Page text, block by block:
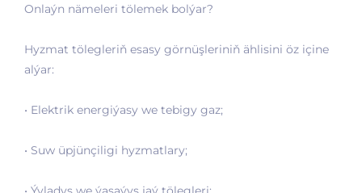
Onlaýn nämeleri tölemek bolýar?
Hyzmat tölegleriň esasy görnüşleriniň ählisini öz içine
alýar:
• Elektrik energiýasy we tebigy gaz;
• Suw üpjünçiligi hyzmatlary;